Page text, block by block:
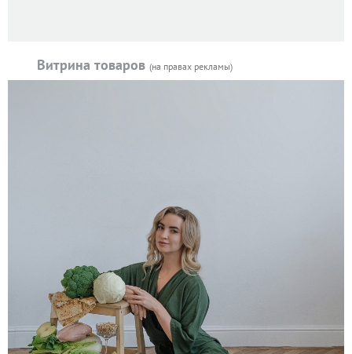
Витрина товаров (на правах рекламы)